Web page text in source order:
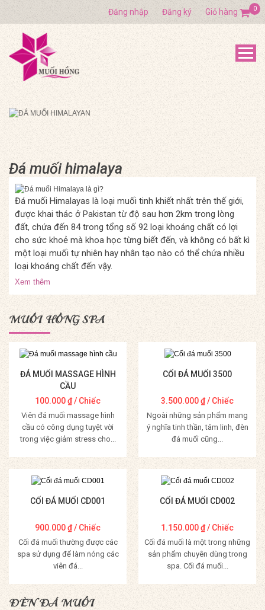
Đăng nhập Đăng ký Giỏ hàng 0
Đá muối himalaya
Đá muối Himalayas là loại muối tinh khiết nhất trên thế giới,
được khai thác ở Pakistan từ độ sau hơn 2km trong lòng
đất, chứa đến 84 trong tổng số 92 loại khoáng chất có lợi
cho sức khoẻ mà khoa học từng biết đến, và không có bất kì
một loại muối tự nhiên hay nhân tạo nào có thể chứa nhiều
loại khoáng chất đến vậy.
Xem thêm
MUỐI HỒNG SPA
ĐÁ MUỐI MASSAGE HÌNH
CẦU
100.000₫/ Chiếc
Viên đá muối massage hình
cầu có công dụng tuyệt vời
trong việc giảm stress cho...
Mua Hàng
CỐI ĐÁ MUỐI 3500
3.500.000₫/ Chiếc
Ngoài những sản phẩm mang
ý nghĩa tinh thần, tâm linh, đèn
đá muối cũng...
Mua Hàng
CỐI ĐÁ MUỐI CD001
900.000₫/ Chiếc
Cối đá muối thường được các
spa sử dụng để làm nóng các
viên đá...
Mua Hàng
CỐI ĐÁ MUỐI CD002
1.150.000₫/ Chiếc
Cối đá muối là một trong những
sản phẩm chuyên dùng trong
spa. Cối đá muối...
Mua Hàng
ĐÈN ĐÁ MUỐI